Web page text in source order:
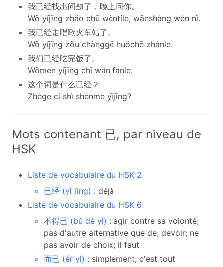
我已经找出问题了，晚上问你。
Wǒ yǐjīng zhǎo chū wèntíle, wǎnshàng wèn nǐ.
我已经走唱歌火车站了。
Wǒ yǐjīng zǒu chànggē huǒchē zhànle.
我们已经吃完饭了。
Wǒmen yǐjīng chī wán fànle.
这个词是什么已经？
Zhège cí shì shénme yǐjīng?
Mots contenant 已, par niveau de
HSK
Liste de vocabulaire du HSK 2
已经 (yǐ jīng) : déjà
Liste de vocabulaire du HSK 6
不得已 (bù dé yǐ) : agir contre sa volonté;
pas d'autre alternative que de; devoir; ne
pas avoir de choix; il faut
而已 (ér yǐ) : simplement; c'est tout